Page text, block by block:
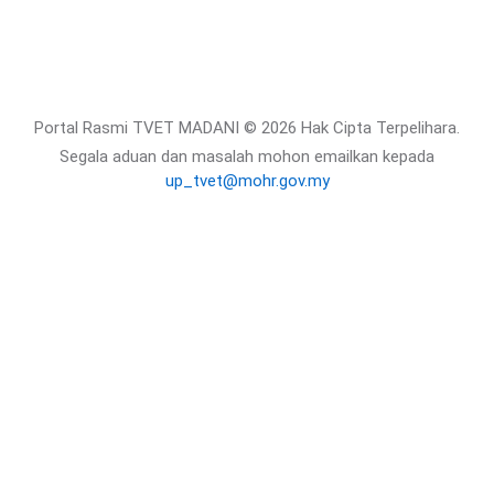
Portal Rasmi TVET MADANI © 2026 Hak Cipta Terpelihara.
Segala aduan dan masalah mohon emailkan kepada
up_tvet@mohr.gov.my